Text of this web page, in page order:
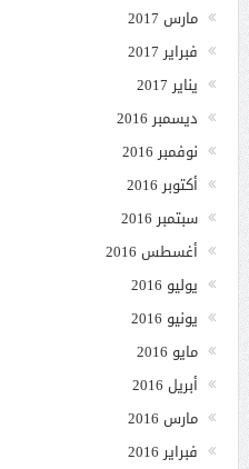
مارس 2017
فبراير 2017
يناير 2017
ديسمبر 2016
نوفمبر 2016
أكتوبر 2016
سبتمبر 2016
أغسطس 2016
يوليو 2016
يونيو 2016
مايو 2016
أبريل 2016
مارس 2016
فبراير 2016